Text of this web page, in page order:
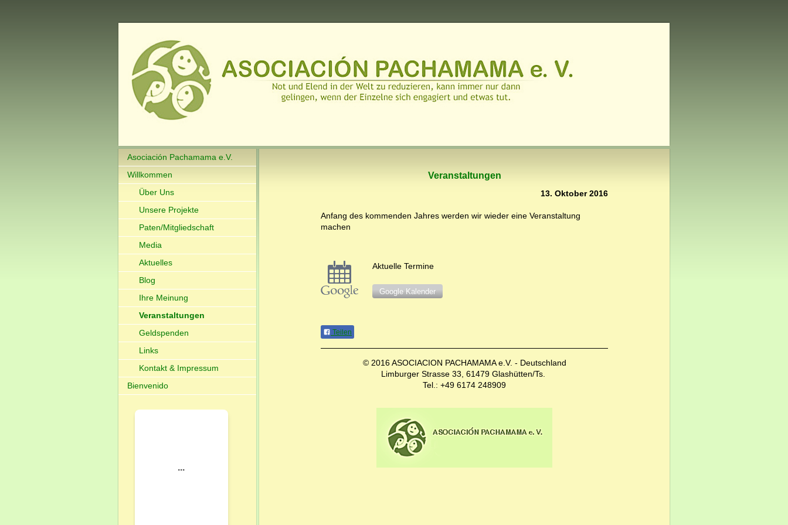
Asociación Pachamama e.V.
Willkommen
Über Uns
Unsere Projekte
Paten/Mitgliedschaft
Media
Aktuelles
Blog
Ihre Meinung
Veranstaltungen
Geldspenden
Links
Kontakt & Impressum
Bienvenido
Veranstaltungen
13. Oktober 2016
Anfang des kommenden Jahres werden wir wieder eine Veranstaltung
machen
Aktuelle Termine
Google Kalender
Teilen
© 2016 ASOCIACION PACHAMAMA e.V. - Deutschland
Limburger Strasse 33, 61479 Glashütten/Ts.
Tel.: +49 6174 248909